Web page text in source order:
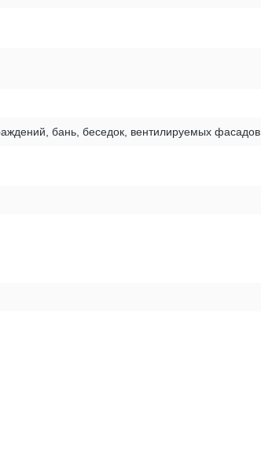
бань, беседок, вентилируемых фасадов